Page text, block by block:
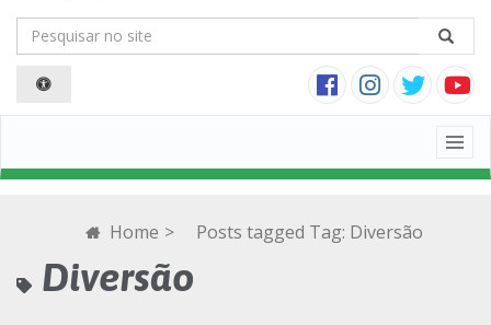
Home > Posts tagged Tag: Diversão
Diversão